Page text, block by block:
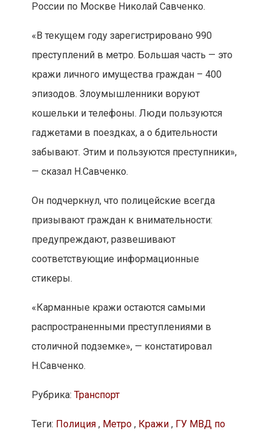
России по Москве Николай Савченко.
«В текущем году зарегистрировано 990
преступлений в метро. Большая часть — это
кражи личного имущества граждан – 400
эпизодов. Злоумышленники воруют
кошельки и телефоны. Люди пользуются
гаджетами в поездках, а о бдительности
забывают. Этим и пользуются преступники»,
— сказал Н.Савченко.
Он подчеркнул, что полицейские всегда
призывают граждан к внимательности:
предупреждают, развешивают
соответствующие информационные
стикеры.
«Карманные кражи остаются самыми
распространенными преступлениями в
столичной подземке», — констатировал
Н.Савченко.
Рубрика: Транспорт
Теги: Полиция, Метро, Кражи, ГУ МВД по